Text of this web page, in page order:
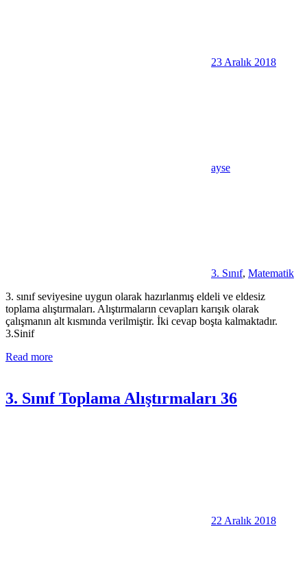
23 Aralık 2018
ayse
3. Sınıf, Matematik
3. sınıf seviyesine uygun olarak hazırlanmış eldeli ve eldesiz
toplama alıştırmaları. Alıştırmaların cevapları karışık olarak
çalışmanın alt kısmında verilmiştir. İki cevap boşta kalmaktadır.
3.Sinif
Read more
3. Sınıf Toplama Alıştırmaları 36
22 Aralık 2018